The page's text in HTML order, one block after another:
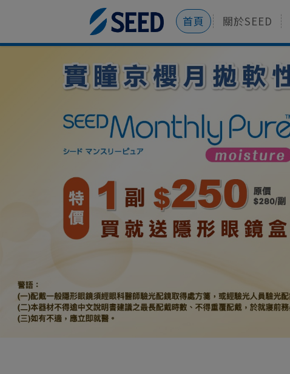
首頁 關於SEED